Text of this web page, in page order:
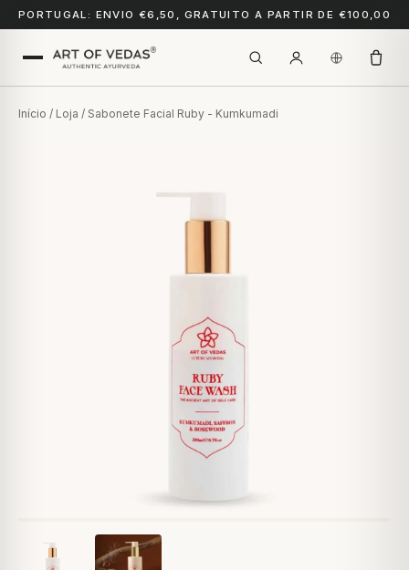
PORTUGAL: ENVIO €6,50, GRATUITO A PARTIR DE €100,00
Início / Loja / Sabonete Facial Ruby - Kumkumadi